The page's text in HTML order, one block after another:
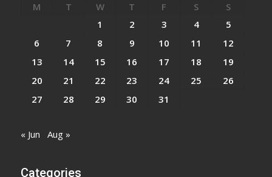
M T W T F S
S
1
2 3 4
5
6
7 8 9 10 11
12
13
14 15 16 17 18
19
20
21 22 23 24 25
26
27
28 29 30 31
« Jun Aug »
Categories